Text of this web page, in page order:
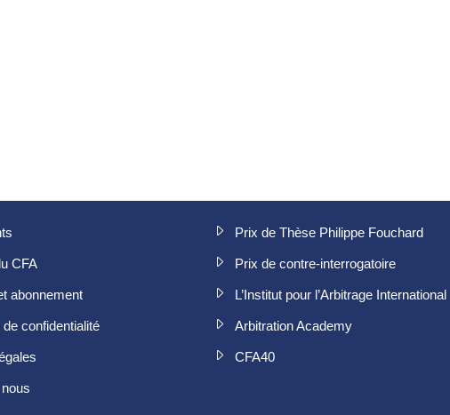
CFA
abonnement
confidentialité
Prix de Thèse Philippe Fouchard
Prix de contre-interrogatoire
L’Institut pour l’Arbitrage International
Arbitration Academy
CFA40